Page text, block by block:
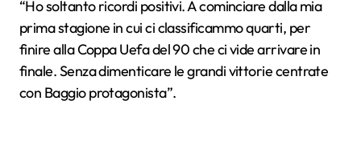
“Ho soltanto ricordi positivi. A cominciare dalla mia
prima stagione in cui ci classificammo quarti, per
finire alla Coppa Uefa del 90 che ci vide arrivare in
finale. Senza dimenticare le grandi vittorie centrate
con Baggio protagonista”.